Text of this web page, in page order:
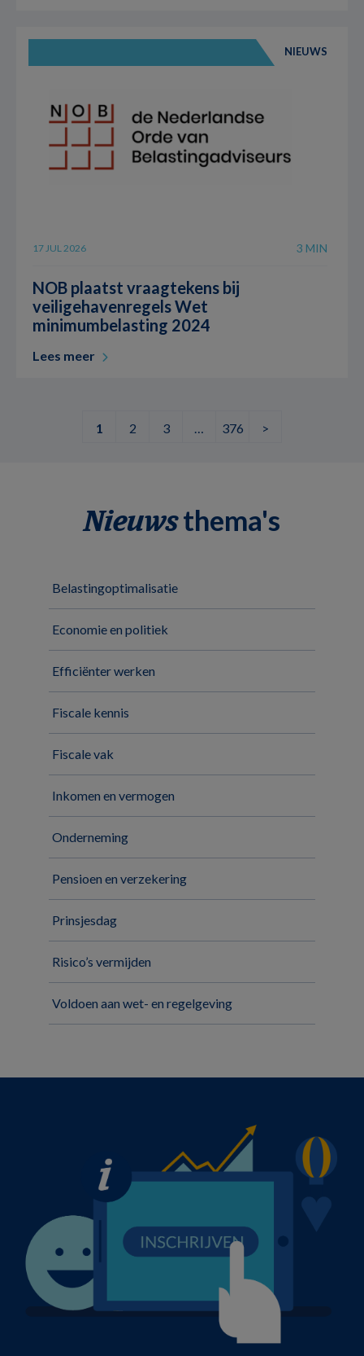
NIEUWS
17 JUL 2026 3 MIN
NOB plaatst vraagtekens bij
veiligehavenregels Wet
minimumbelasting 2024
Lees meer
1 2 3 … 376 >
Nieuwsthema's
Belastingoptimalisatie
Economie en politiek
Efficiënter werken
Fiscale kennis
Fiscale vak
Inkomen en vermogen
Onderneming
Pensioen en verzekering
Prinsjesdag
Risico’s vermijden
Voldoen aan wet- en regelgeving